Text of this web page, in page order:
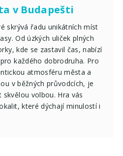
v Budapešti
skrývá řadu unikátních míst
Od úzkých uliček plných
kde se zastavil čas, nabízí
každého dobrodruha. Pro
atmosféru města a
v běžných průvodcích, je
volbou. Hra vás
které dýchají minulostí i